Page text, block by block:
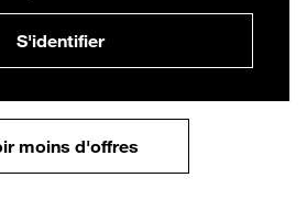
S'identifier
moins d'offres